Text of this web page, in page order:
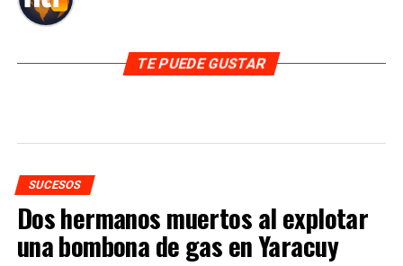
TE PUEDE GUSTAR
SUCESOS
Dos hermanos muertos al explotar
una bombona de gas en Yaracuy